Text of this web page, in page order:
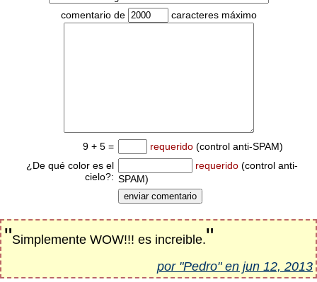
comentario de caracteres máximo
9 + 5 = requerido (control anti-SPAM)
¿De qué color es el
cielo?:
requerido (control anti-
SPAM)
"Simplemente WOW!!! es increible."
por "Pedro" en jun 12, 2013